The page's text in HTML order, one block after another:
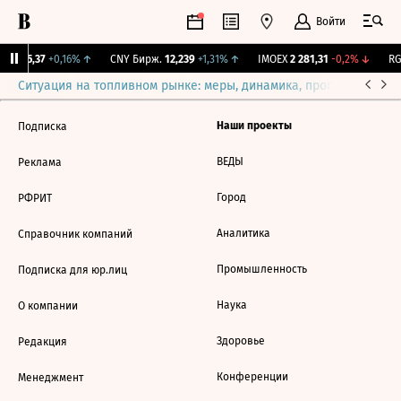
Войти
115,37 +0,16%↑ CNY Бирж. 12,239 +1,31%↑ IMOEX 2 281,31 -0,2%↓
Ситуация на топливном рынке: меры, динамика, прогнозы
Подписка
Реклама
РФРИТ
Справочник компаний
Подписка для юр.лиц
О компании
Редакция
Менеджмент
Наши проекты
ВЕДЫ
Город
Аналитика
Промышленность
Наука
Здоровье
Конференции